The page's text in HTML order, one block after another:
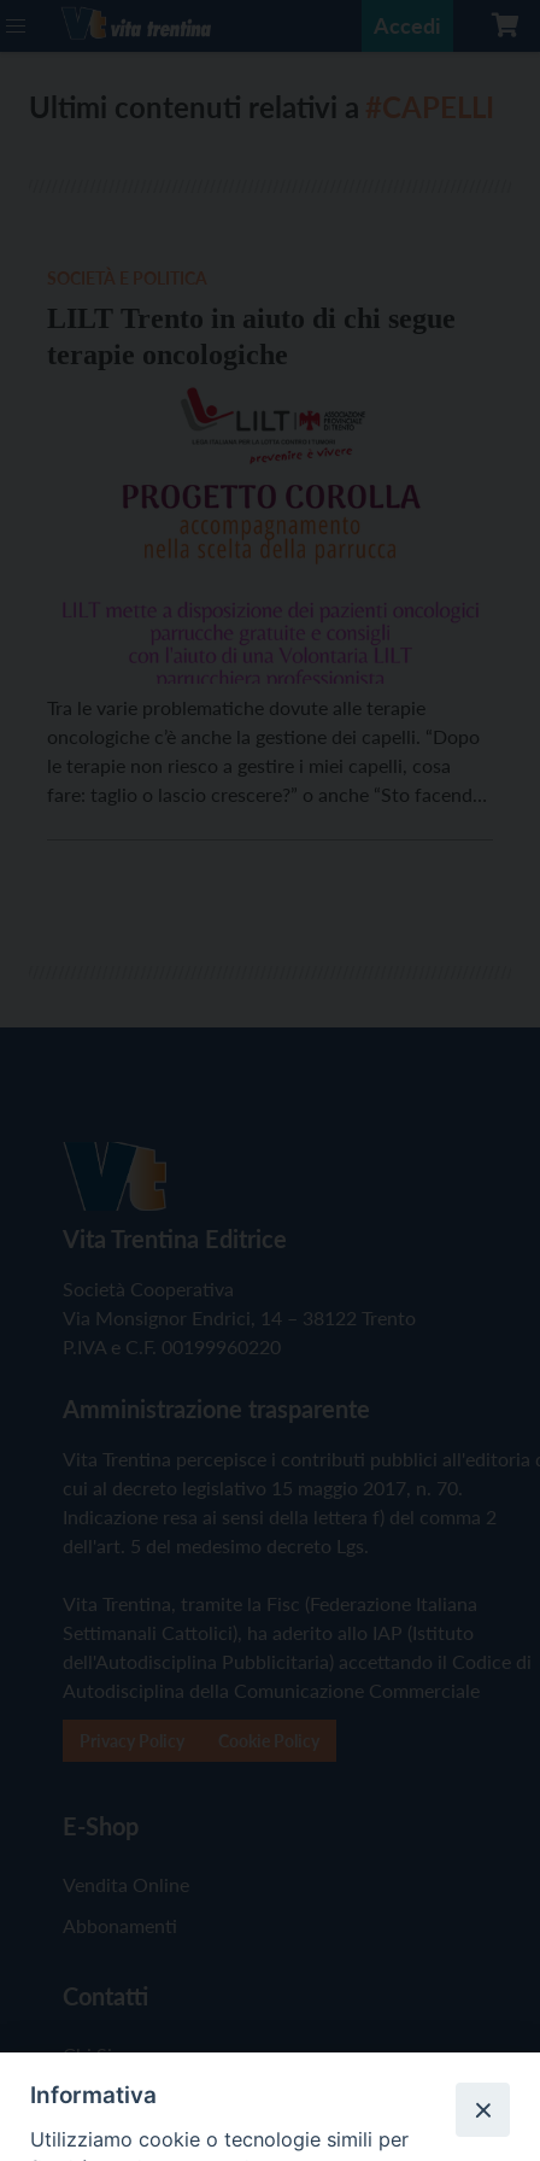
Accedi
Ultimi contenuti relativi a
LILT Trento in aiuto di chi segue
terapie oncologiche
Tra le varie problematiche dovute alle terapie
oncologiche c’è anche la gestione dei capelli. “Dopo
le terapie non riesco a gestire i miei capelli, cosa
fare: taglio o lascio crescere?” o anche “Sto facendo
Vita Trentina Editrice
Società Cooperativa
Via Monsignor Endrici, 14 – 38122 Trento
P.IVA e C.F. 00199960220
Amministrazione trasparente
Vita Trentina percepisce i contributi pubblici all'editoria
cui al decreto legislativo 15 maggio 2017, n. 70.
Indicazione resa ai sensi della lettera f) del comma 2
dell'art. 5 del medesimo decreto Lgs.
Vita Trentina, tramite la Fisc (Federazione Italiana
Settimanali Cattolici), ha aderito allo IAP (Istituto
dell'Autodisciplina Pubblicitaria) accettando il Codice di
Autodisciplina della Comunicazione Commerciale
E-Shop
Vendita Online
Abbonamenti
Contatti
Chi Siamo
Redazione
Scrivici
Informativa
Utilizziamo cookie o tecnologie simili per